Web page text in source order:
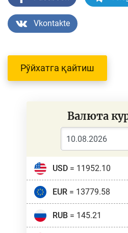
Vkontakte
Рўйхатга қайтиш
Валюта
USD= 11952.10
EUR= 13779.58
RUB= 145.21